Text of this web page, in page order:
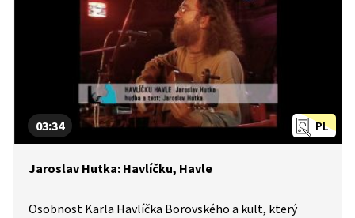
PL
03:34
Jaroslav Hutka: Havlíčku, Havle
Osobnost Karla Havlíčka Borovského a kult, který